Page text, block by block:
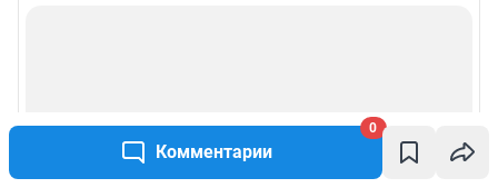
Комментарии
0